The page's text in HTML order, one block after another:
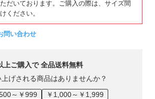
だいております。ご購入の際は、サイズ間
ください。
問い合わせ
上ご購入で 全品送料無料
げされる商品はありませんか？
～￥999
￥1,000～￥1,999